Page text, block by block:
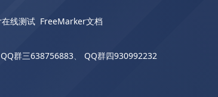
线测试 FreeMarker文档
QQ群三638756883
QQ群四930992232